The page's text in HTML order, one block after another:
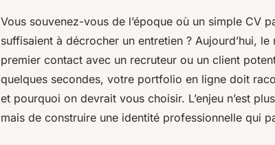
Vous souvenez-vous de l’époque où un simple CV
suffisaient à décrocher un entretien ? Aujourd’hui,
premier contact avec un recruteur ou un client
quelques secondes, votre portfolio en ligne doit
et pourquoi on devrait vous choisir. L’enjeu n’est
mais de construire une identité professionnelle qui